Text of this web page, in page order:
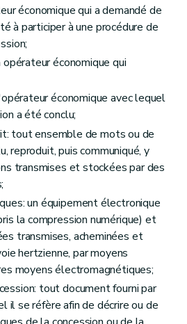
économique qui a demandé de
à participer à une procédure de
opérateur économique qui
économique avec lequel
a été conclu;
tout ensemble de mots ou de
reproduit, puis communiqué, y
transmises et stockées par des
un équipement électronique
la compression numérique) et
transmises, acheminées et
hertzienne, par moyens
moyens électromagnétiques;
tout document fourni par
il se réfère afin de décrire ou de